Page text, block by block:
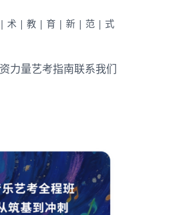
术|教|育|新|范|式
力量艺考指南联系我们